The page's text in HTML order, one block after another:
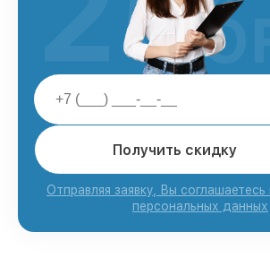
Получить скидку
Отправляя заявку, Вы
персональных данных